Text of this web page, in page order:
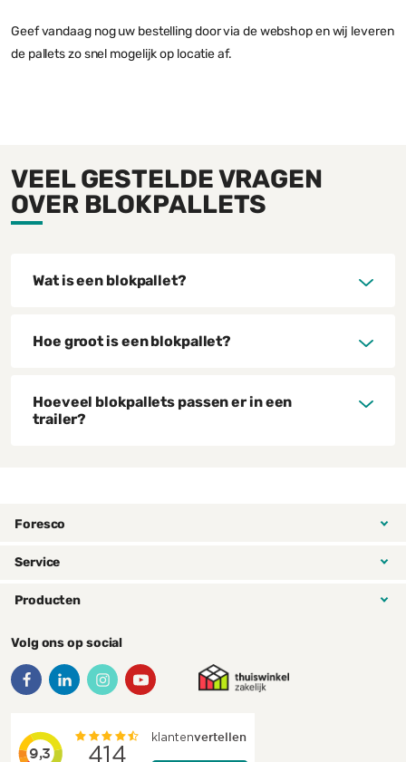
Geef vandaag nog uw bestelling door via de webshop en wij leveren
de pallets zo snel mogelijk op locatie af.
VEEL GESTELDE VRAGEN
OVER BLOKPALLETS
Wat is een blokpallet?
Hoe groot is een blokpallet?
Hoeveel blokpallets passen er in een
trailer?
Foresco
Service
Producten
Volg ons op social
FacebookLinkedInInstagramYouTube